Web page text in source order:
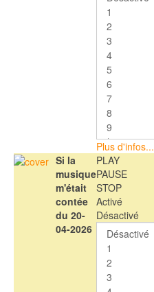
Plus d'infos...
Si la
musique
m'était
contée
du 20-
04-2026
PLAY
PAUSE
STOP
Activé
Désactivé